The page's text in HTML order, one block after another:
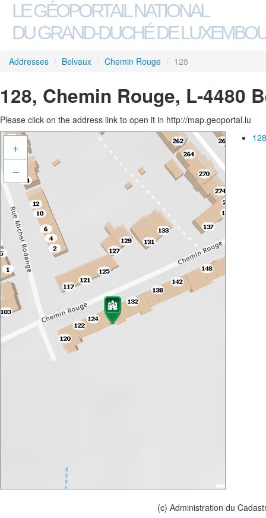
LE GÉOPORTAIL NATIONAL
DU GRAND-DUCHÉ DE
Addresses / Belvaux / Chemin Rouge / 128
128, Chemin Rouge, L-4480
Please click on the address link to open it in http://map.geoportal.lu
+
–
(c) Administration du